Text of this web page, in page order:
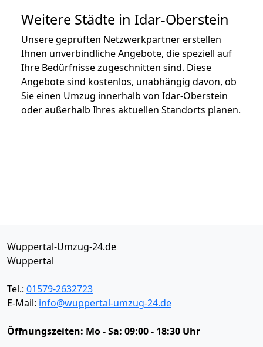
Weitere Städte in Idar-Oberstein
Unsere geprüften Netzwerkpartner erstellen
Ihnen unverbindliche Angebote, die speziell auf
Ihre Bedürfnisse zugeschnitten sind. Diese
Angebote sind kostenlos, unabhängig davon, ob
Sie einen Umzug innerhalb von Idar-Oberstein
oder außerhalb Ihres aktuellen Standorts planen.
Wuppertal-Umzug-24.de
Wuppertal
Tel.: 01579-2632723
E-Mail: info@wuppertal-umzug-24.de
Öffnungszeiten: Mo - Sa: 09:00 - 18:30 Uhr